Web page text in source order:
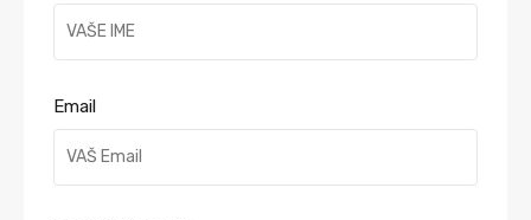
Email